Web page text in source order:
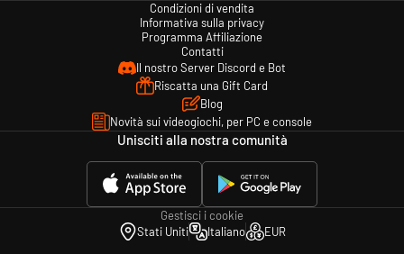
Condizioni di vendita
Informativa sulla privacy
Programma Affiliazione
Contatti
Il nostro Server Discord e Bot
Riscatta una Gift Card
Blog
Novità sui videogiochi, per PC e console
Unisciti alla nostra comunità
Gestisci i cookie
Stati Uniti
Italiano EUR